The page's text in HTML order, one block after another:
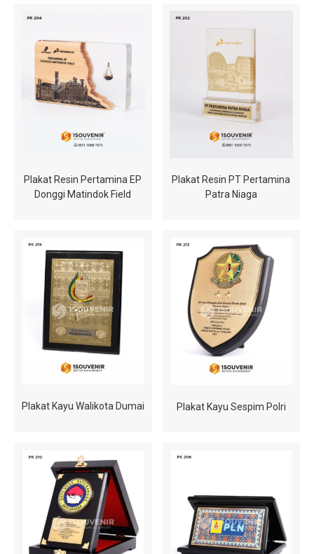
Plakat Resin Pertamina EP
Donggi Matindok Field
Plakat Resin PT Pertamina
Patra Niaga
Plakat Kayu Walikota Dumai Plakat Kayu Sespim Polri